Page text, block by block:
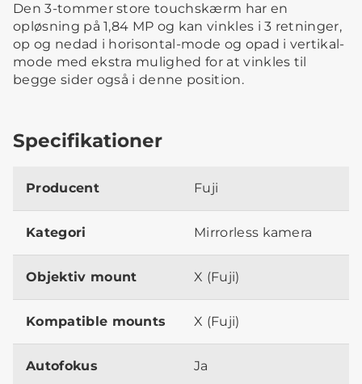
Den 3-tommer store touchskærm har en
opløsning på 1,84 MP og kan vinkles i 3 retninger,
op og nedad i horisontal-mode og opad i vertikal-
mode med ekstra mulighed for at vinkles til
begge sider også i denne position.
Specifikationer
Producent Fuji
Kategori Mirrorless kamera
Objektiv mount X (Fuji)
Kompatible mounts X (Fuji)
Autofokus Ja